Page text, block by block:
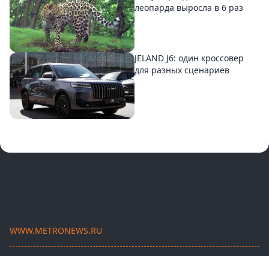
леопарда выросла в 6 раз
JELAND J6: один кроссовер
для разных сценариев
WWW.METRONEWS.RU